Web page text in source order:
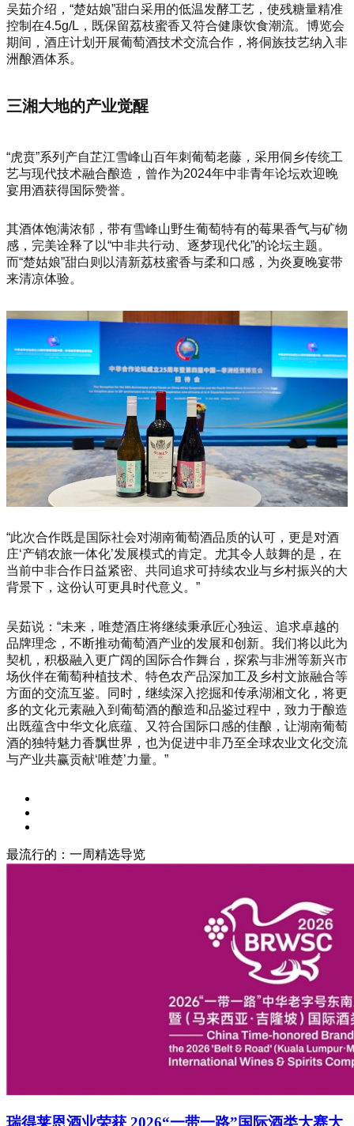
吴茹介绍，“楚姑娘”甜白采用的低温发酵工艺，使残糖量精准
控制在4.5g/L，既保留荔枝蜜香又符合健康饮食潮流。博览会
期间，酒庄计划开展葡萄酒技术交流合作，将侗族技艺纳入非
洲酿酒体系。
三湘大地的产业觉醒
“虎贲”系列产自芷江雪峰山百年刺葡萄老藤，采用侗乡传统工
艺与现代技术融合酿造，曾作为2024年中非青年论坛欢迎晚
宴用酒获得国际赞誉。
其酒体饱满浓郁，带有雪峰山野生葡萄特有的莓果香气与矿物
感，完美诠释了以“中非共行动、逐梦现代化”的论坛主题。
而“楚姑娘”甜白则以清新荔枝蜜香与柔和口感，为炎夏晚宴带
来清凉体验。
“此次合作既是国际社会对湖南葡萄酒品质的认可，更是对酒
庄‘产销农旅一体化’发展模式的肯定。尤其令人鼓舞的是，在
当前中非合作日益紧密、共同追求可持续农业与乡村振兴的大
背景下，这份认可更具时代意义。”
吴茹说：“未来，唯楚酒庄将继续秉承匠心独运、追求卓越的
品牌理念，不断推动葡萄酒产业的发展和创新。我们将以此为
契机，积极融入更广阔的国际合作舞台，探索与非洲等新兴市
场伙伴在葡萄种植技术、特色农产品深加工及乡村文旅融合等
方面的交流互鉴。同时，继续深入挖掘和传承湖湘文化，将更
多的文化元素融入到葡萄酒的酿造和品鉴过程中，致力于酿造
出既蕴含中华文化底蕴、又符合国际口感的佳酿，让湖南葡萄
酒的独特魅力香飘世界，也为促进中非乃至全球农业文化交流
与产业共赢贡献‘唯楚’力量。”
最流行的：一周精选导览
瑞得莱恩酒业荣获 2026“一带一路”国际酒类大赛大